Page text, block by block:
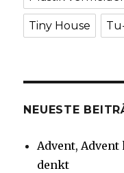
Tiny House
NEUESTE
Advent,
denkt